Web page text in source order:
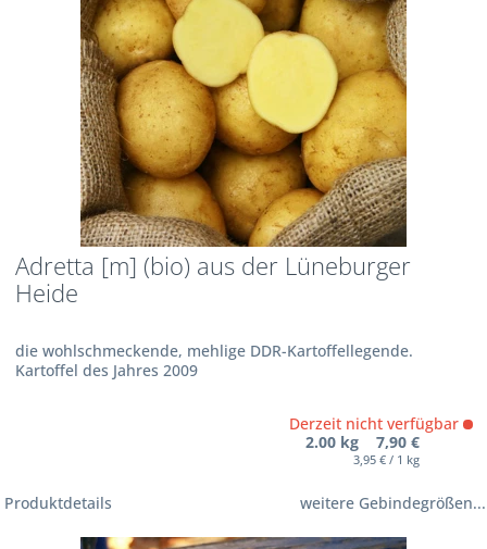
Adretta [m] (bio) aus der Lüneburger
Heide
die wohlschmeckende, mehlige DDR-Kartoffellegende.
Kartoffel des Jahres 2009
Derzeit nicht verfügbar
2.00 kg 7,90 €
3,95 € / 1 kg
Produktdetails weitere Gebindegrößen...